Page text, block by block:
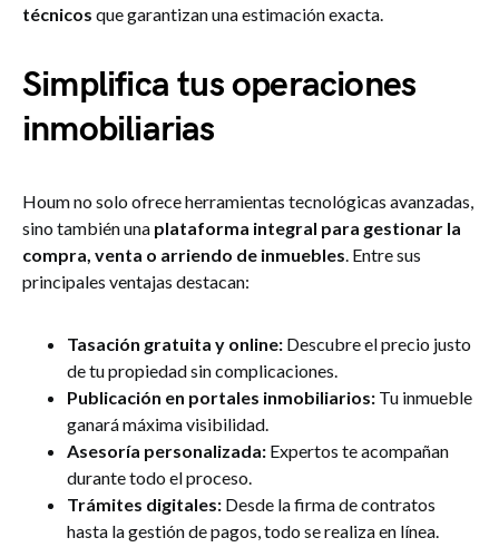
técnicos que garantizan una estimación exacta.
Simplifica tus operaciones
inmobiliarias
Houm no solo ofrece herramientas tecnológicas avanzadas,
sino también una plataforma integral para gestionar la
compra, venta o arriendo de inmuebles. Entre sus
principales ventajas destacan:
Tasación gratuita y online: Descubre el precio justo
de tu propiedad sin complicaciones.
Publicación en portales inmobiliarios: Tu inmueble
ganará máxima visibilidad.
Asesoría personalizada: Expertos te acompañan
durante todo el proceso.
Trámites digitales: Desde la firma de contratos
hasta la gestión de pagos, todo se realiza en línea.